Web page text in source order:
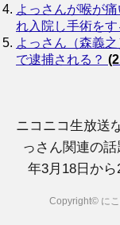
よっさんが喉が
れ入院し手術をす
よっさん（森義
で逮捕される？
ニコニコ生放送
っさん関連の
年3月18日から
Copyright© に